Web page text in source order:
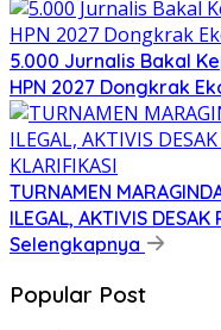
5.000 Jurnalis Bakal
HPN 2027 Dongkrak
TURNAMEN
ILEGAL, AKTIVIS DESAK
Selengkapnya
Popular Post